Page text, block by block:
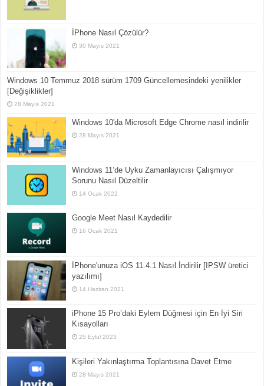
İPhone Nasıl Çözülür?
30 Mayıs 2021
Windows 10 Temmuz 2018 sürüm 1709 Güncellemesindeki yenilikler
[Değişiklikler]
28 Mayıs 2021
Windows 10'da Microsoft Edge Chrome nasıl indirilir
28 Mayıs 2021
Windows 11’de Uyku Zamanlayıcısı Çalışmıyor
Sorunu Nasıl Düzeltilir
14 Ocak 2022
Google Meet Nasıl Kaydedilir
16 Ocak 2021
İPhone'unuza iOS 11.4.1 Nasıl İndirilir [IPSW üretici
yazılımı]
14 Haziran 2021
iPhone 15 Pro’daki Eylem Düğmesi için En İyi Siri
Kısayolları
25 Eylül 2023
Kişileri Yakınlaştırma Toplantısına Davet Etme
28 Mayıs 2021